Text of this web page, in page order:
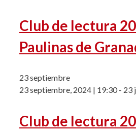
Club de lectura
Paulinas de
23 septiembre
23 septiembre, 2024 | 19:30- 23
Club de lectura